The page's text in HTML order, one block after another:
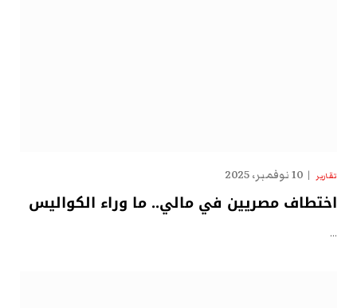
تقارير 10 نوفمبر، 2025
اختطاف مصريين في مالي.. ما وراء الكواليس
…